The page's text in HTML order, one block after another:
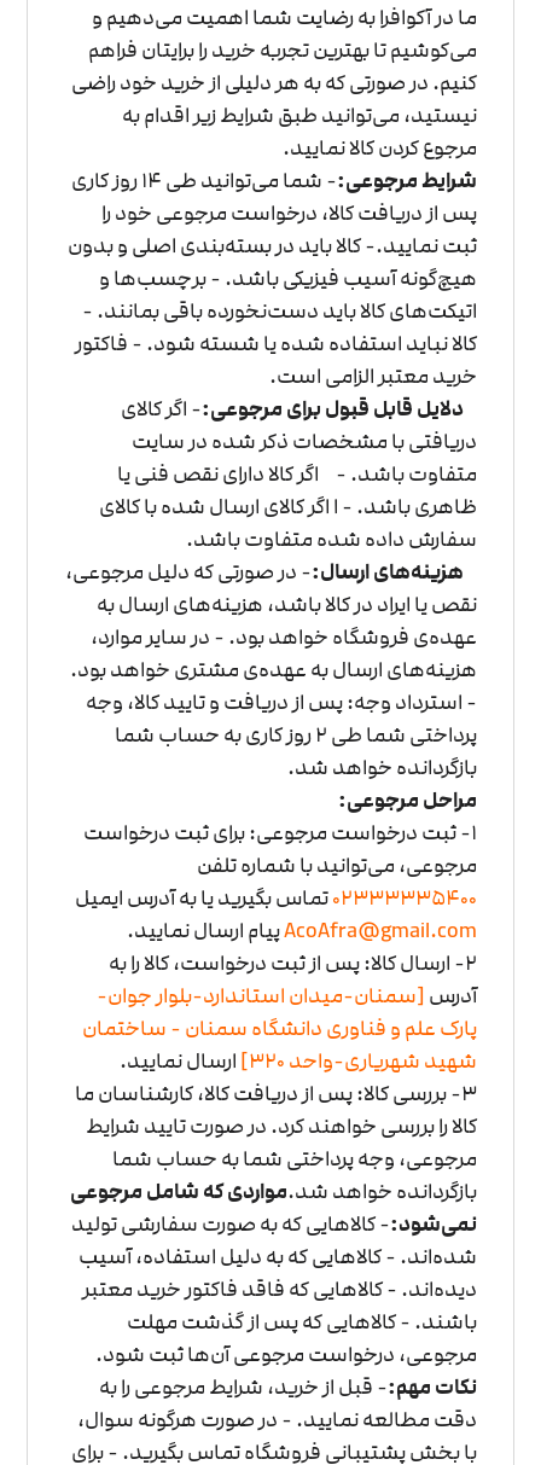
ما در آکوافرا به رضایت شما اهمیت می‌دهیم و
می‌کوشیم تا بهترین تجربه خرید را برایتان فراهم
کنیم. در صورتی که به هر دلیلی از خرید خود راضی
نیستید، می‌توانید طبق شرایط زیر اقدام به
مرجوع کردن کالا نمایید.
شرایط مرجوعی:
- شما می‌توانید طی 14 روز کاری
پس از دریافت کالا، درخواست مرجوعی خود را
ثبت نمایید.- کالا باید در بسته‌بندی اصلی و بدون
هیچ‌گونه آسیب فیزیکی باشد. - برچسب‌ها و
اتیکت‌های کالا باید دست‌نخورده باقی بمانند. -
کالا نباید استفاده شده یا شسته شود. - فاکتور
خرید معتبر الزامی است.
دلایل قابل قبول برای مرجوعی:- اگر کالای
دریافتی با مشخصات ذکر شده در سایت
متفاوت باشد. - اگر کالا دارای نقص فنی یا
ظاهری باشد. - ا اگر کالای ارسال شده با کالای
سفارش داده شده متفاوت باشد.
هزینه‌های ارسال:- در صورتی که دلیل مرجوعی،
نقص یا ایراد در کالا باشد، هزینه‌های ارسال به
عهده‌ی فروشگاه خواهد بود. - در سایر موارد،
هزینه‌های ارسال به عهده‌ی مشتری خواهد بود.
- استرداد وجه: پس از دریافت و تایید کالا، وجه
پرداختی شما طی 2 روز کاری به حساب شما
بازگردانده خواهد شد.
مراحل مرجوعی:
1- ثبت درخواست مرجوعی: برای ثبت درخواست
مرجوعی، می‌توانید با شماره تلفن
02333335400تماس بگیرید یا به آدرس ایمیل
AcoAfra@gmail.comپیام ارسال نمایید.
2- ارسال کالا: پس از ثبت درخواست، کالا را به
آدرس [سمنان-میدان استاندارد-بلوار جوان-
پارک علم و فناوری دانشگاه سمنان - ساختمان
شهید شهریاری-واحد 320] ارسال نمایید.
3- بررسی کالا: پس از دریافت کالا، کارشناسان ما
کالا را بررسی خواهند کرد. در صورت تایید شرایط
مرجوعی، وجه پرداختی شما به حساب شما
بازگردانده خواهد شد.مواردی که شامل مرجوعی
نمی‌شود:- کالاهایی که به صورت سفارشی تولید
شده‌اند. - کالاهایی که به دلیل استفاده، آسیب
دیده‌اند. - کالاهایی که فاقد فاکتور خرید معتبر
باشند. - کالاهایی که پس از گذشت مهلت
مرجوعی، درخواست مرجوعی آن‌ها ثبت شود.
نکات مهم:- قبل از خرید، شرایط مرجوعی را به
دقت مطالعه نمایید. - در صورت هرگونه سوال،
با بخش پشتیبانی فروشگاه تماس بگیرید. - برای